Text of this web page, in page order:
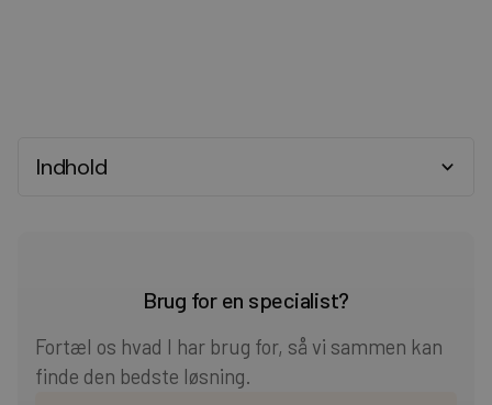
Indhold
Heading 4
Heading 5
Brug for en specialist?
Fortæl os hvad I har brug for, så vi sammen kan
finde den bedste løsning.